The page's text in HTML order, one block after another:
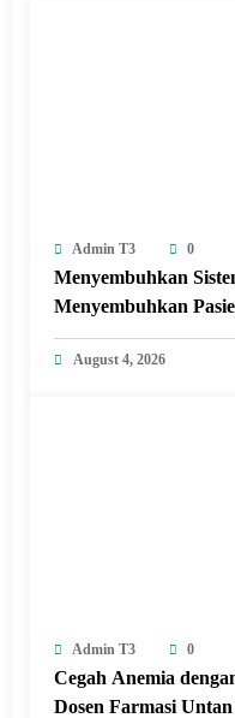
Admin T3 0
Menyembuhkan
Menyembuhkan
Revitalisasi Rumah
August 4, 2026
Admin T3 0
Cegah Anemia
Dosen Farmasi